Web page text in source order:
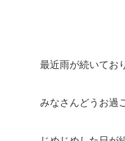
最近雨が続いてお
みなさんどうお過